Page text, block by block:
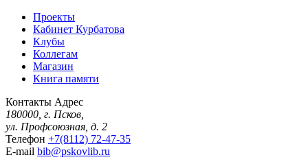
Проекты
Кабинет Курбатова
Клубы
Коллегам
Магазин
Книга памяти
Контакты Адрес
180000, г. Псков,
ул. Профсоюзная, д. 2
Телефон +7(8112) 72-47-35
E-mail bib@pskovlib.ru